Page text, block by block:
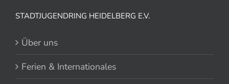
STADTJUGENDRING HEIDELBERG E.V.
Über uns
Ferien & Internationales